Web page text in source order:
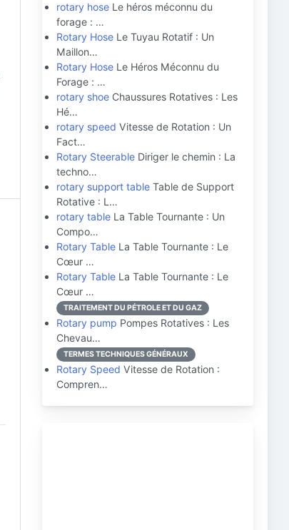
rotary hose Le héros méconnu du
forage : …
Rotary Hose Le Tuyau Rotatif : Un
Maillon…
Rotary Hose Le Héros Méconnu du
Forage : …
rotary shoe Chaussures Rotatives : Les
Hé…
rotary speed Vitesse de Rotation : Un
Fact…
Rotary Steerable Diriger le chemin : La
techno…
rotary support table Table de Support
Rotative : L…
rotary table La Table Tournante : Un
Compo…
Rotary Table La Table Tournante : Le
Cœur …
Rotary Table La Table Tournante : Le
Cœur …
TRAITEMENT DU PÉTROLE ET DU GAZ
Rotary pump Pompes Rotatives : Les
Chevau…
TERMES TECHNIQUES GÉNÉRAUX
Rotary Speed Vitesse de Rotation :
Compren…